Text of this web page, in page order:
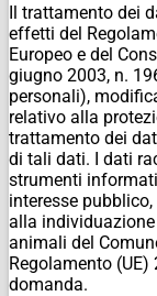
Il trattamento dei
effetti del
Europeo e del
giugno 2003, n.
personali),
relativo alla
trattamento dei
di tali dati. I dati
strumenti
interesse
alla
animali del
Regolamento
domanda.